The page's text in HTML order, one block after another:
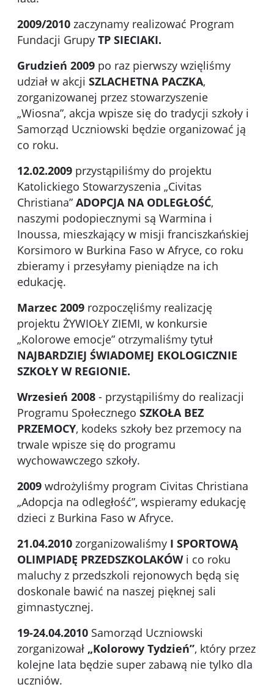
2009/2010 zaczynamy realizować Program
Fundacji Grupy TP SIECIAKI.
Grudzień 2009 po raz pierwszy wzięliśmy
udział w akcji SZLACHETNA PACZKA,
zorganizowanej przez stowarzyszenie
„Wiosna”, akcja wpisze się do tradycji szkoły i
Samorząd Uczniowski będzie organizować ją
co roku.
12.02.2009 przystąpiliśmy do projektu
Katolickiego Stowarzyszenia „Civitas
Christiana” ADOPCJA NA ODLEGŁOŚĆ,
naszymi podopiecznymi są Warmina i
Inoussa, mieszkający w misji franciszkańskiej
Korsimoro w Burkina Faso w Afryce, co roku
zbieramy i przesyłamy pieniądze na ich
edukację.
Marzec 2009 rozpoczęliśmy realizację
projektu ŻYWIOŁY ZIEMI, w konkursie
„Kolorowe emocje” otrzymaliśmy tytuł
NAJBARDZIEJ ŚWIADOMEJ EKOLOGICZNIE
SZKOŁY W REGIONIE.
Wrzesień 2008 - przystąpiliśmy do realizacji
Programu Społecznego SZKOŁA BEZ
PRZEMOCY, kodeks szkoły bez przemocy na
trwale wpisze się do programu
wychowawczego szkoły.
2009 wdrożyliśmy program Civitas Christiana
„Adopcja na odległość”, wspieramy edukację
dzieci z Burkina Faso w Afryce.
21.04.2010 zorganizowaliśmy I SPORTOWĄ
OLIMPIADĘ PRZEDSZKOLAKÓWi co roku
maluchy z przedszkoli rejonowych będą się
doskonale bawić na naszej pięknej sali
gimnastycznej.
19-24.04.2010 Samorząd Uczniowski
zorganizował „Kolorowy Tydzień”, który przez
kolejne lata będzie super zabawą nie tylko dla
uczniów.